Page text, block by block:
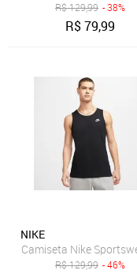
R$129,99 - 38%
R$79,99
NIKE
Camiseta Nike
R$129,99 - 46%